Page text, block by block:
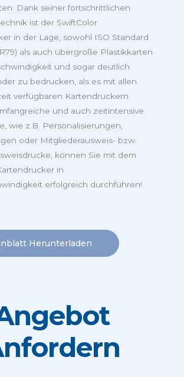
Dank seiner fortschrittlichen
ist der SwiftColor
in der Lage, sowohl ISO Standard
als auch übergroße Plastikkarten
und sogar deutlich
zu bedrucken, als es mit allen
verfügbaren Kartendruckern
und auch zeitintensive
wie z.B. Personalisierungen,
oder Mitgliederausweis- bzw.
können Sie mit dem
in
erfolgreich durchführen!
Herunterladen